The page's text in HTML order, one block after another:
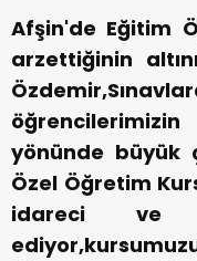
Afşin'de Eğitim
arzettiğinin
yönünde büyük
Özel Öğretim
idareci ve